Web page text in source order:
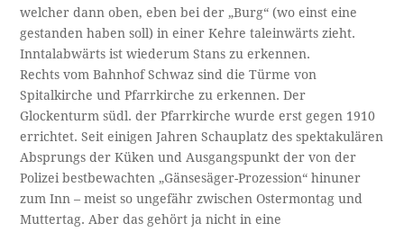
welcher dann oben, eben bei der „Burg“ (wo einst eine
gestanden haben soll) in einer Kehre taleinwärts zieht.
Inntalabwärts ist wiederum Stans zu erkennen.
Rechts vom Bahnhof Schwaz sind die Türme von
Spitalkirche und Pfarrkirche zu erkennen. Der
Glockenturm südl. der Pfarrkirche wurde erst gegen 1910
errichtet. Seit einigen Jahren Schauplatz des spektakulären
Absprungs der Küken und Ausgangspunkt der von der
Polizei bestbewachten „Gänsesäger-Prozession“ hinuner
zum Inn – meist so ungefähr zwischen Ostermontag und
Muttertag. Aber das gehört ja nicht in eine